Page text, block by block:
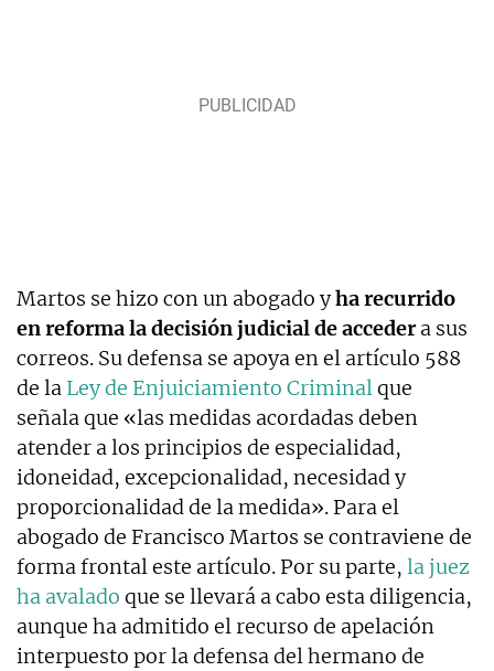
Martos se hizo con un abogado yha recurrido
en reforma la decisión judicialde accedera sus
correos. Su defensa se apoya en el artículo 588
de la Ley de Enjuiciamiento Criminalque
señala que «las medidas acordadas deben
atender a los principios de especialidad,
idoneidad, excepcionalidad, necesidad y
proporcionalidad de la medida». Para el
abogado de Francisco Martos se contraviene de
forma frontal este artículo. Por su parte, la juez
ha avalado que se llevará a cabo esta diligencia,
aunque ha admitido el recurso de apelación
interpuesto por la defensa del hermano de